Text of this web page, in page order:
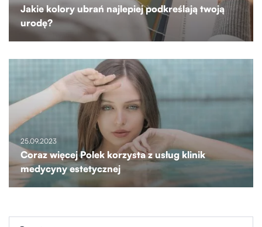
Jakie kolory ubrań najlepiej podkreślają twoją
urodę?
25.09.2023
Coraz więcej Polek korzysta z usług klinik
medycyny estetycznej